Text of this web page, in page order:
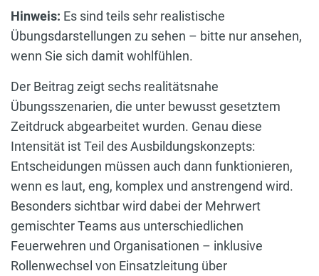
Hinweis: Es sind teils sehr realistische
Übungsdarstellungen zu sehen – bitte nur ansehen,
wenn Sie sich damit wohlfühlen.
Der Beitrag zeigt sechs realitätsnahe
Übungsszenarien, die unter bewusst gesetztem
Zeitdruck abgearbeitet wurden. Genau diese
Intensität ist Teil des Ausbildungskonzepts:
Entscheidungen müssen auch dann funktionieren,
wenn es laut, eng, komplex und anstrengend wird.
Besonders sichtbar wird dabei der Mehrwert
gemischter Teams aus unterschiedlichen
Feuerwehren und Organisationen – inklusive
Rollenwechsel von Einsatzleitung über